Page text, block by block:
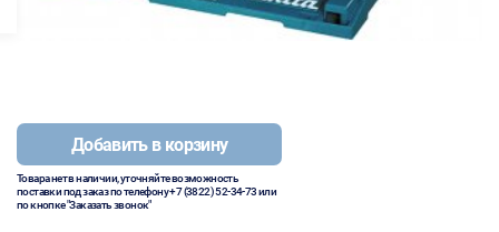
Добавить в корзину
Товара нет в наличии, уточняйте возможность
поставки под заказ по телефону+7 (3822) 52-34-73или
по кнопке "Заказать звонок"